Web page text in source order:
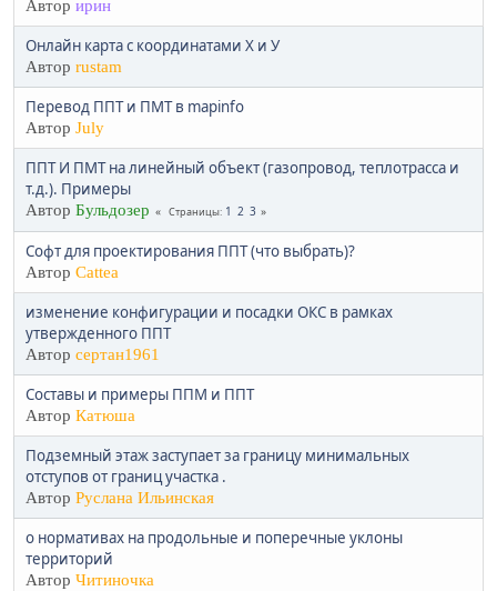
Автор ирин
Онлайн карта с координатами Х и У
Автор rustam
Перевод ППТ и ПМТ в mapinfo
Автор July
ППТ И ПМТ на линейный объект (газопровод, теплотрасса и
т.д.). Примеры
Автор Бульдозер Страницы 1 2 3
Софт для проектирования ППТ (что выбрать)?
Автор Cattea
изменение конфигурации и посадки ОКС в рамках
утвержденного ППТ
Автор сертан1961
Составы и примеры ППМ и ППТ
Автор Катюша
Подземный этаж заступает за границу минимальных
отступов от границ участка .
Автор Руслана Ильинская
о нормативах на продольные и поперечные уклоны
территорий
Автор Читиночка